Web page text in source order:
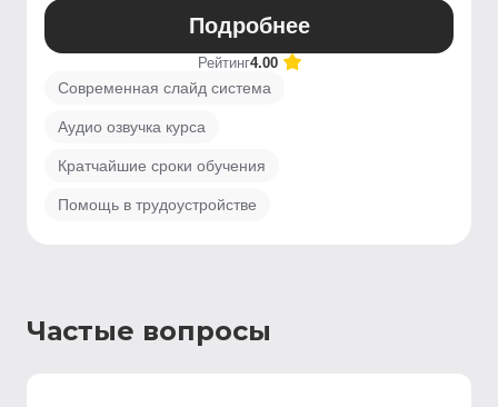
Подробнее
Рейтинг4.00
Современная слайд система
Аудио озвучка курса
Кратчайшие сроки обучения
Помощь в трудоустройстве
Частые вопросы